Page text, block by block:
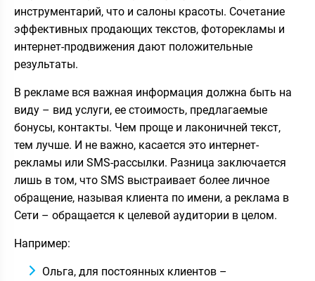
инструментарий, что и салоны красоты. Сочетание
эффективных продающих текстов, фоторекламы и
интернет-продвижения дают положительные
результаты.
В рекламе вся важная информация должна быть на
виду – вид услуги, ее стоимость, предлагаемые
бонусы, контакты. Чем проще и лаконичней текст,
тем лучше. И не важно, касается это интернет-
рекламы или SMS-рассылки. Разница заключается
лишь в том, что SMS выстраивает более личное
обращение, называя клиента по имени, а реклама в
Сети – обращается к целевой аудитории в целом.
Например:
Ольга, для постоянных клиентов –